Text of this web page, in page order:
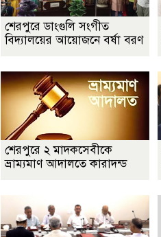
শেরপুরে ডাংগুলি সংগীত
বিদ্যালয়ের আয়োজনে বর্ষা বরণ
শেরপুরে ২ মাদকসেবীকে
ভ্রাম্যমাণ আদালতে কারাদন্ড